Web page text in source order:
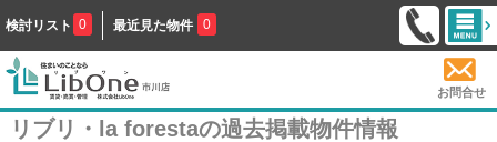
検討リスト 0 最近見た物件 0
お問合せ
リブリ・la forestaの過去掲載物件情報